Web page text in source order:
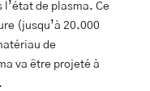
de plasma. Ce
(jusqu’à 20.000
de
va être projeté à